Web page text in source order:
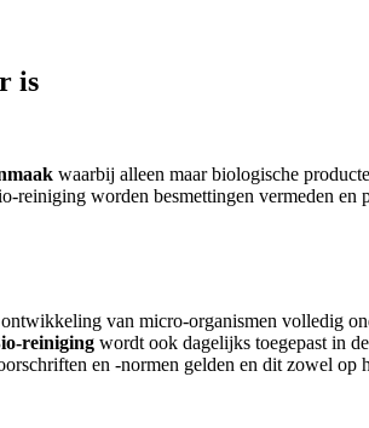
is
waarbij alleen maar biologische
reiniging worden besmettingen vermeden en
van micro-organismen volledig
reiniging wordt ook dagelijks toegepast in
en -normen gelden en dit zowel op